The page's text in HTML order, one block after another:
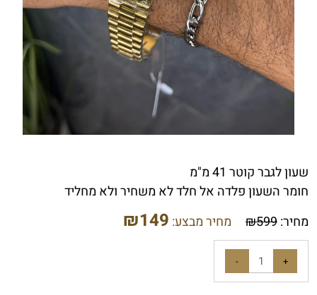
שעון לגבר קוטר 41 מ"מ
חומר השעון פלדה אל חלד לא משחיר ולא מחליד
מחיר:
₪599 מחיר מבצע: ₪149